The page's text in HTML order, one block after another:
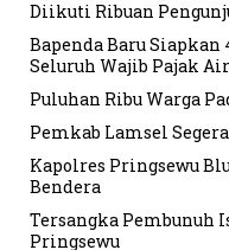
Diikuti Ribuan
Bapenda Baru
Seluruh Wajib Pajak
Puluhan Ribu Warga
Pemkab Lamsel
Kapolres Pringsewu
Bendera
Tersangka
Pringsewu